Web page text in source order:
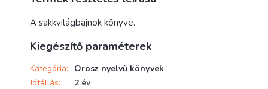
A sakkvilágbajnok könyve.
Kiegészítő paraméterek
Kategória:
Orosz nyelvű könyvek
Jótállás:
2 év